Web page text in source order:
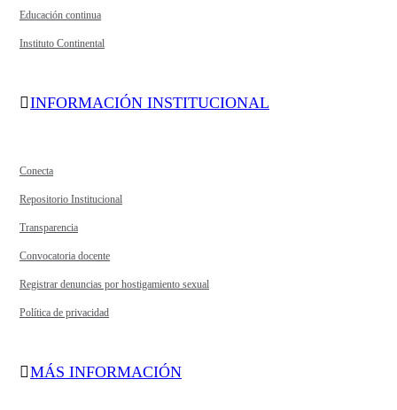
Educación continua
Instituto Continental
INFORMACIÓN INSTITUCIONAL
Conecta
Repositorio Institucional
Transparencia
Convocatoria docente
Registrar denuncias por hostigamiento sexual
Política de privacidad
MÁS INFORMACIÓN